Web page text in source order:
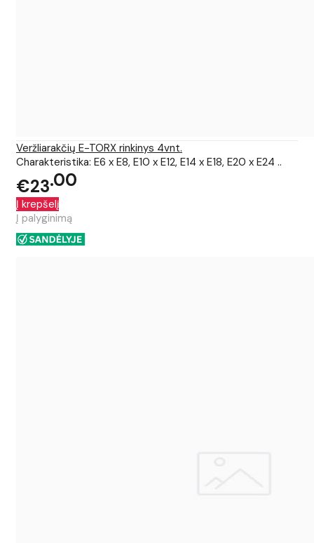
Veržliarakčių E-TORX rinkinys 4vnt.
Charakteristika: E6 x E8, E10 x E12, E14 x E18, E20 x E24 ..
€23 00
Į krepšelį
Į palyginimą